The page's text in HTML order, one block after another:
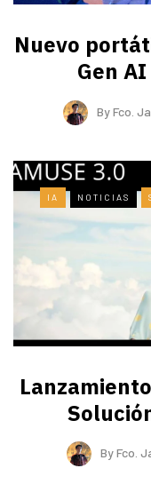
Nuevo
Gen
ByFco.
IA NOTICIAS
ByFco.